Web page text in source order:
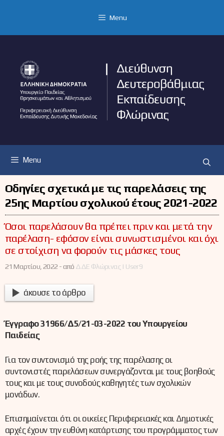
Menu
Menu
Οδηγίες σχετικά με τις παρελάσεις της
25ης Μαρτίου σχολικού έτους 2021-2022
Όσοι παρελάσουν θα πρέπει πριν και μετά την
παρέλαση- εφόσον είναι συνωστισμένοι και όχι
σε στοίχιση να φορούν τις μάσκες τους
21 Μαρτίου, 2022 -από ΔΔΕ Φλώρινας | User9
άκουσε το άρθρο
Έγγραφο 31966/Δ5/21-03-2022 του Υπουργείου
Παιδείας
Για τον συντονισμό της ροής της παρέλασης οι
συντονιστές παρελάσεων συνεργάζονται με τους βοηθούς
τους και με τους συνοδούς καθηγητές των σχολικών
μονάδων.
Επισημαίνεται ότι οι οικείες Περιφερειακές και Δημοτικές
αρχές έχουν την ευθύνη κατάρτισης του προγράμματος των